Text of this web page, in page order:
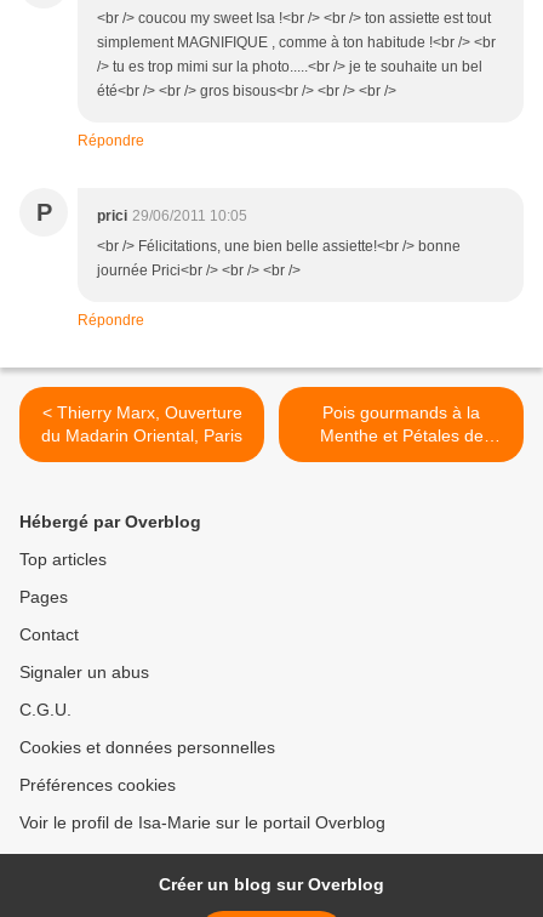
<br /> coucou my sweet Isa !<br /> <br /> ton assiette est tout
simplement MAGNIFIQUE , comme à ton habitude !<br /> <br
/> tu es trop mimi sur la photo.....<br /> je te souhaite un bel
été<br /> <br /> gros bisous<br /> <br /> <br />
Répondre
P prici 29/06/2011 10:05
<br /> Félicitations, une bien belle assiette!<br /> bonne
journée Prici<br /> <br /> <br />
Répondre
< Thierry Marx, Ouverture
du Madarin Oriental, Paris
Pois gourmands à la
Menthe et Pétales de
Roquefort >
Hébergé par Overblog
Top articles
Pages
Contact
Signaler un abus
C.G.U.
Cookies et données personnelles
Préférences cookies
Voir le profil de Isa-Marie sur le portail Overblog
Créer un blog sur Overblog